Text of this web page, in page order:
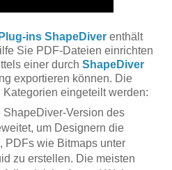
ins ShapeDiver enthält
Sie PDF-Dateien einrichten
einer durch ShapeDiver
exportieren können. Die
eingeteilt werden:
Version des
um Designern die
PDFs wie Bitmaps unter
zu erstellen. Die meisten